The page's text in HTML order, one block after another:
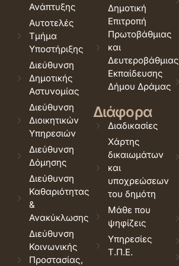
Ανάπτυξης
Αυτοτελές
Τμήμα
Υποστήριξης
Διεύθυνση
Δημοτικής
Αστυνομίας
Διεύθυνση
Διοικητικών
Υπηρεσιών
Διεύθυνση
Δόμησης
Διεύθυνση
Καθαριότητας
&
Ανακύκλωσης
Διεύθυνση
Κοινωνικής
Προστασίας,
Δημοτική
Επιτροπή
Πρωτοβάθμιας
και
Δευτεροβάθμιας
Εκπαίδευσης
Δήμου Δράμας
Διάφορα
Διαδικασίες
Χάρτης
δικαιωμάτων
και
υποχρεώσεων
του δημότη
Μάθε που
ψηφίζεις
Υπηρεσίες
Τ.Π.Ε.